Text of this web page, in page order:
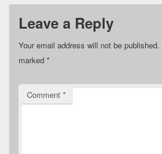
Leave a Reply
Your email address will not be published.
marked *
Comment *